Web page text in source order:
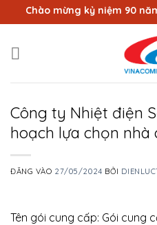
qua
dung
Chào mừng kỷ niệm 90
Công ty Nhiệt điện
hoạch lựa chọn nhà
ĐĂNG VÀO 27/05/2024 BỞI
Tên gói cung cấp: Gói cung